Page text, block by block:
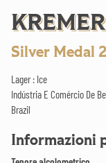
Silver Medal
Lager : Ice
Indústria E Comércio De
Brazil
Informazioni